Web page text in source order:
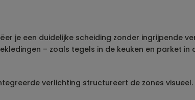
je een duidelijke scheiding zonder ingrijpende
– zoals tegels in de keuken en parket in
verlichting structureert de zones visueel.